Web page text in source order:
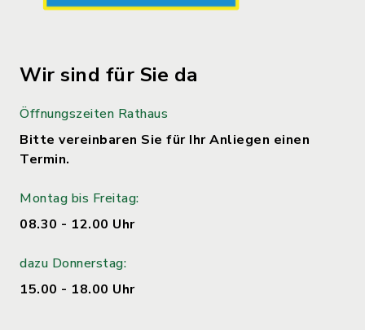
Wir sind für Sie da
Öffnungszeiten Rathaus
Bitte vereinbaren Sie für Ihr Anliegen einen
Termin.
Montag bis Freitag:
08.30 - 12.00 Uhr
dazu Donnerstag:
15.00 - 18.00 Uhr